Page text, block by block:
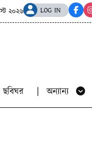
বেপরোয়া
২০২৬ LOG IN
ছবিঘর অন্যান্য